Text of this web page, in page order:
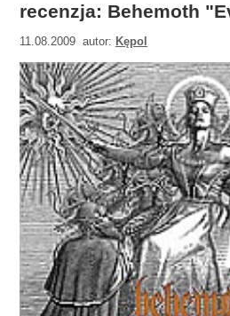
recenzja: Behemoth
11.08.2009 autor: Kępol